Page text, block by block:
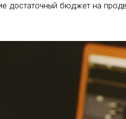
достаточный бюджет на